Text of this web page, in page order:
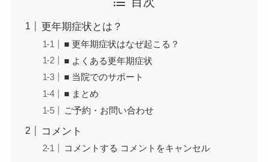
更年期症状とは？
■ 更年期症状はなぜ起こる？
■ よくある更年期症状
■ 当院でのサポート
■ まとめ
ご予約・お問い合わせ
コメント
コメントする コメントをキャンセル